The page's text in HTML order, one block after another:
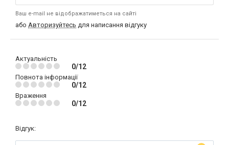
Ваш e-mail не відображатиметься на сайті
або Авторизуйтесь для написання відгуку
Актуальність
0/12
Повнота інформації
0/12
Враження
0/12
Відгук: